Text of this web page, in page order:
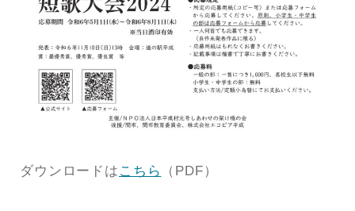
ダウンロードは こちら （PDF）